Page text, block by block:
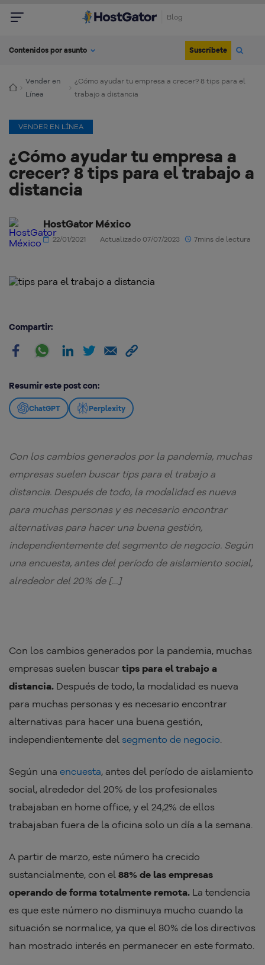
Blog
Contenidos por asunto Suscríbete
Vender en
Línea
¿Cómo ayudar tu empresa a crecer? 8 tips para el
trabajo a distancia
VENDER EN LÍNEA
¿Cómo ayudar tu empresa a
crecer? 8 tips para el trabajo a
distancia
HostGator México
22/01/2021 Actualizado 07/07/2023 7mins de lectura
Compartir:
Resumir este post con:
ChatGPT Perplexity
Con los cambios generados por la pandemia, muchas
empresas suelen buscar tips para el trabajo a
distancia. Después de todo, la modalidad es nueva
para muchas personas y es necesario encontrar
alternativas para hacer una buena gestión,
independientemente del segmento de negocio. Según
una encuesta, antes del período de aislamiento social,
alrededor del 20% de […]
Con los cambios generados por la pandemia, muchas
empresas suelen buscar tips para el trabajo a
distancia. Después de todo, la modalidad es nueva
para muchas personas y es necesario encontrar
alternativas para hacer una buena gestión,
independientemente del segmento de negocio.
Según una encuesta, antes del período de aislamiento
social, alrededor del 20% de los profesionales
trabajaban en home office, y el 24,2% de ellos
trabajaban fuera de la oficina solo un día a la semana.
A partir de marzo, este número ha crecido
sustancialmente, con el 88% de las empresas
operando de forma totalmente remota. La tendencia
es que este número no disminuya mucho cuando la
situación se normalice, ya que el 80% de los directivos
han mostrado interés en permanecer en este formato.